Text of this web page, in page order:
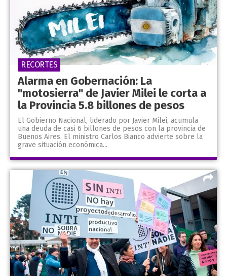
Alarma en Gobernación: La
"motosierra" de Javier Milei le corta a
la Provincia 5.8 billones de pesos
El Gobierno Nacional, liderado por Javier Milei, acumula
una deuda de casi 6 billones de pesos con la provincia de
Buenos Aires. El ministro Carlos Bianco advierte sobre la
grave situación económica...
RECORTES